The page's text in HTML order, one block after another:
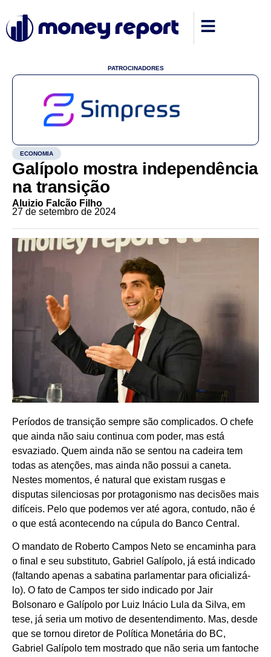
PATROCINADORES
ECONOMIA
Galípolo mostra independência
na transição
Aluizio Falcão Filho
27 de setembro de 2024
Períodos de transição sempre são complicados. O chefe
que ainda não saiu continua com poder, mas está
esvaziado. Quem ainda não se sentou na cadeira tem
todas as atenções, mas ainda não possui a caneta.
Nestes momentos, é natural que existam rusgas e
disputas silenciosas por protagonismo nas decisões mais
difíceis. Pelo que podemos ver até agora, contudo, não é
o que está acontecendo na cúpula do Banco Central.
O mandato de Roberto Campos Neto se encaminha para
o final e seu substituto, Gabriel Galípolo, já está indicado
(faltando apenas a sabatina parlamentar para oficializá-
lo). O fato de Campos ter sido indicado por Jair
Bolsonaro e Galípolo por Luiz Inácio Lula da Silva, em
tese, já seria um motivo de desentendimento. Mas, desde
que se tornou diretor de Política Monetária do BC,
Gabriel Galípolo tem mostrado que não seria um fantoche